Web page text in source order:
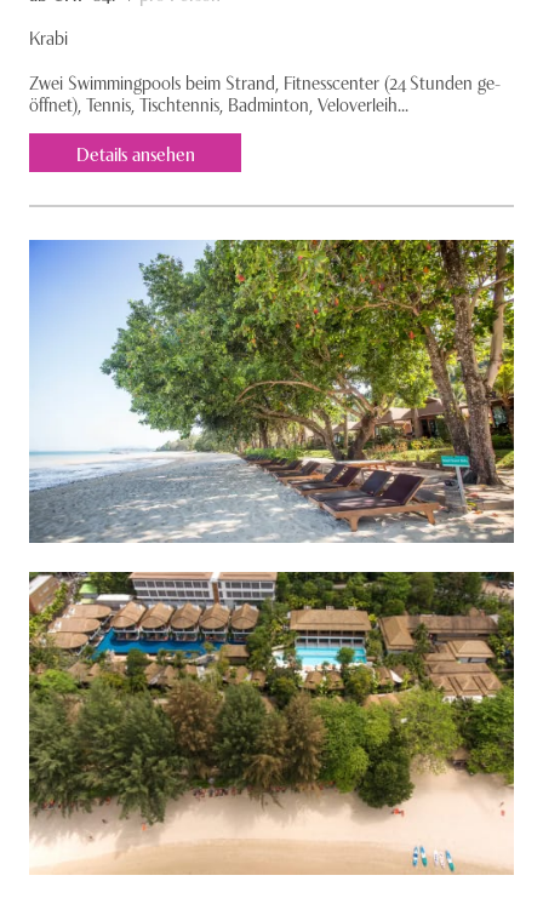
Krabi
Zwei Swimmingpools beim Strand, Fitnesscenter (24 Stunden ge­­
öffnet), Tennis, Tischtennis, Badminton, Velover­leih...
Details ansehen